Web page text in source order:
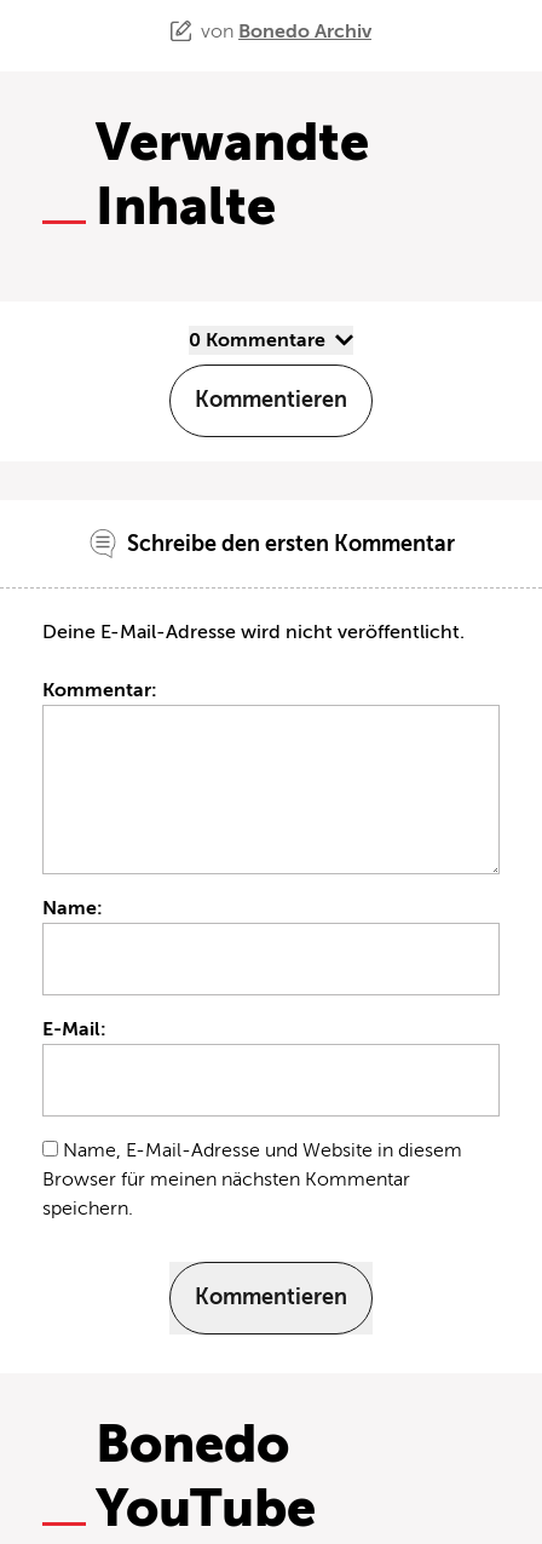
von Bonedo Archiv
Verwandte
Inhalte
0 Kommentare
Kommentieren
Schreibe den ersten Kommentar
Deine E-Mail-Adresse wird nicht veröffentlicht.
Kommentar:
Name:
E-Mail:
Name, E-Mail-Adresse und Website in diesem
Browser für meinen nächsten Kommentar
speichern.
Kommentieren
Bonedo
YouTube